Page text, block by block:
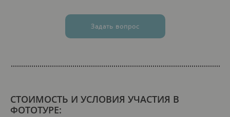
Задать вопрос
СТОИМОСТЬ И УСЛОВИЯ УЧАСТИЯ В
ФОТОТУРЕ: